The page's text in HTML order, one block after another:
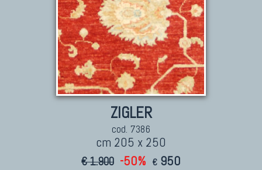
ZIGLER
cod. 7386
cm 205 x 250
€ 1.900 -50% € 950